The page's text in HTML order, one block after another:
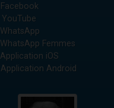
Facebook
YouTube
WhatsApp
WhatsApp Femmes
Application iOS
Application Android